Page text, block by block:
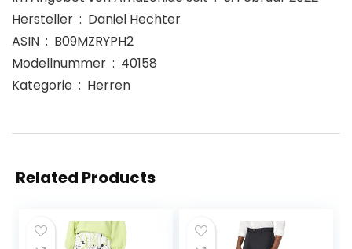
Hersteller ‏ : ‎ Daniel Hechter
ASIN ‏ : ‎ B09MZRYPH2
Modellnummer ‏ : ‎ 40158
Kategorie ‏ : ‎ Herren
Related Products